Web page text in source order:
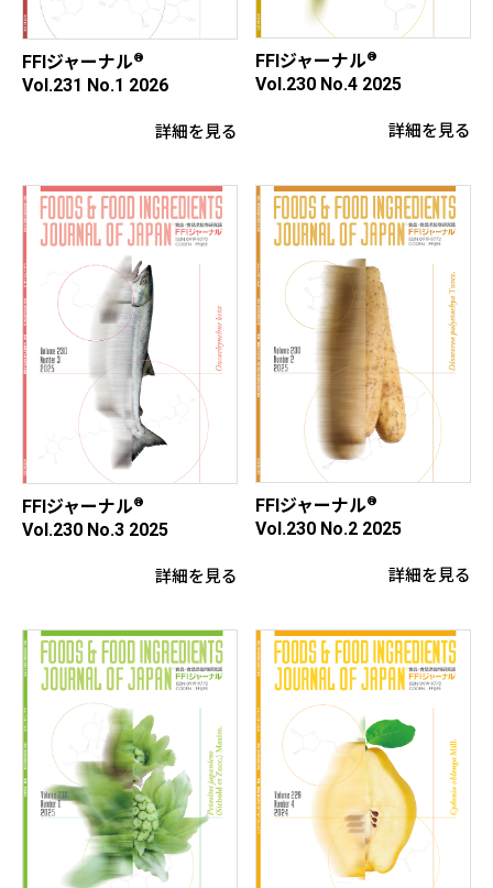
FFIジャーナル®
Vol.231 No.1 2026
詳細を見る
FFIジャーナル®
Vol.230 No.4 2025
詳細を見る
FFIジャーナル®
Vol.230 No.3 2025
詳細を見る
FFIジャーナル®
Vol.230 No.2 2025
詳細を見る